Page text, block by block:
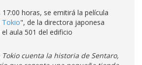
17:00 horas, se emitirá la película
Tokio", de la directora japonesa
el aula 501 del edificio
cuenta la historia de Sentaro,